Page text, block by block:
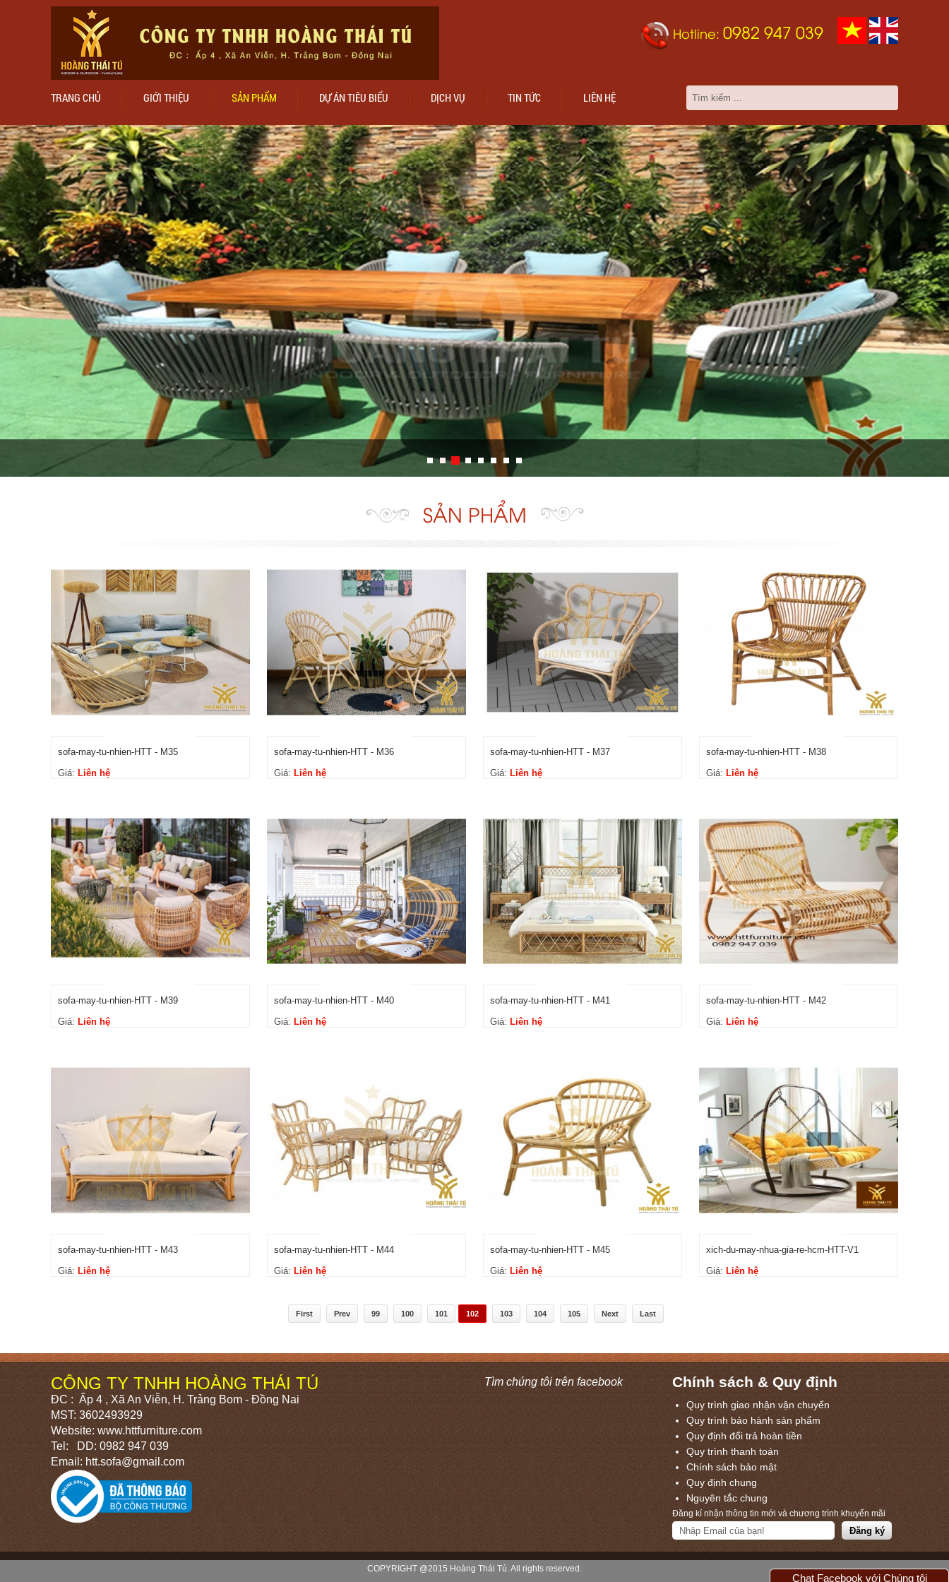
Hotline: 0982 947 039
TRANG CHỦ GIỚI THIỆU SẢN PHẨM DỰ ÁN TIÊU BIỂU DỊCH VỤ TIN TỨC LIÊN HỆ
SẢN PHẨM
sofa-may-tu-nhien-HTT - M35
Giá: Liên hệ
sofa-may-tu-nhien-HTT - M36
Giá: Liên hệ
sofa-may-tu-nhien-HTT - M37
Giá: Liên hệ
sofa-may-tu-nhien-HTT - M38
Giá: Liên hệ
sofa-may-tu-nhien-HTT - M39
Giá: Liên hệ
sofa-may-tu-nhien-HTT - M40
Giá: Liên hệ
sofa-may-tu-nhien-HTT - M41
Giá: Liên hệ
sofa-may-tu-nhien-HTT - M42
Giá: Liên hệ
sofa-may-tu-nhien-HTT - M43
Giá: Liên hệ
sofa-may-tu-nhien-HTT - M44
Giá: Liên hệ
sofa-may-tu-nhien-HTT - M45
Giá: Liên hệ
xich-du-may-nhua-gia-re-hcm-HTT-V1
Giá: Liên hệ
First Prev 99 100 101 102 103 104 105 Next Last
CÔNG TY TNHH HOÀNG THÁI TÚ
ĐC : Ấp 4 , Xã An Viễn, H. Trảng Bom - Đồng Nai
MST: 3602493929
Website: www.httfurniture.com
Tel: DD: 0982 947 039
Email: htt.sofa@gmail.com
Tìm chúng tôi trên facebook Chính sách & Quy định
Quy trình giao nhận vận chuyển
Quy trình bảo hành sản phẩm
Quy định đổi trả hoàn tiền
Quy trình thanh toán
Chính sách bảo mật
Quy định chung
Nguyên tắc chung
Đăng kí nhận thông tin mới và chương trình khuyến mãi
COPYRIGHT @2015 Hoàng Thái Tú. All rights reserved.
Chat Facebook với Chúng tôi